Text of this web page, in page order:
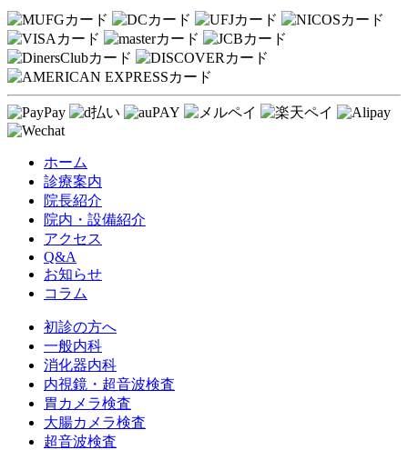
ホーム
診療案内
院長紹介
院内・設備紹介
アクセス
Q&A
お知らせ
コラム
初診の方へ
一般内科
消化器内科
内視鏡・超音波検査
胃カメラ検査
大腸カメラ検査
超音波検査